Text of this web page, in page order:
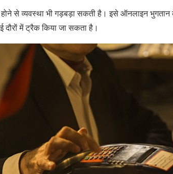
से व्‍यवस्‍था भी गड़बड़ा सकती है। इसे ऑनलाइन भुगतान
में ट्रैक किया जा सकता है।